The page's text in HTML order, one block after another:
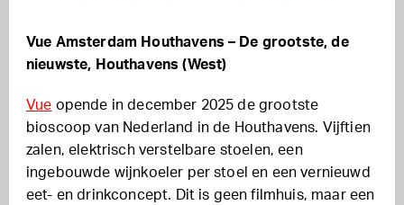
Vue Amsterdam Houthavens – De grootste, de
nieuwste, Houthavens (West)
Vue opende in december 2025 de grootste
bioscoop van Nederland in de Houthavens. Vijftien
zalen, elektrisch verstelbare stoelen, een
ingebouwde wijnkoeler per stoel en een vernieuwd
eet- en drinkconcept. Dit is geen filmhuis, maar een